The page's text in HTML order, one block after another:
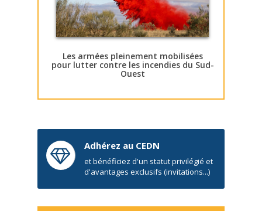
Les armées pleinement mobilisées
pour lutter contre les incendies du Sud-
Ouest
Adhérez au CEDN
et bénéficiez d'un statut privilégié et
d'avantages exclusifs (invitations...)